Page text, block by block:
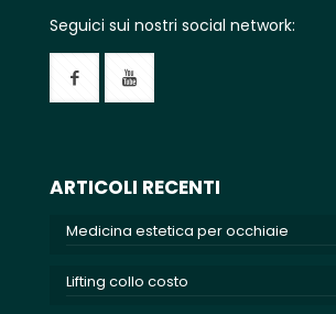
Seguici sui nostri social network:
ARTICOLI RECENTI
Medicina estetica per occhiaie
Lifting collo costo